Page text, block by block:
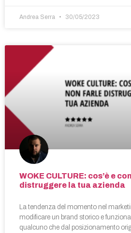
Andrea Serra 30/05/2023
WOKE CULTURE: cos’è e
distruggere la tua azienda
La tendenza del momento nel
modificare un brand storico e
qualcuno che dal posizionamento